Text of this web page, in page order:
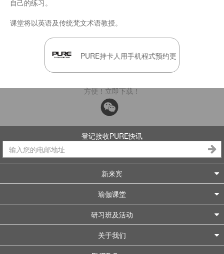
自己的练习。
课堂将以英语及传统梵文术语教授。
PURE持卡人用手机程式预约更
方便！立即下载！
登记接收PURE快讯
新来宾
瑜伽课堂
研习班及活动
关于我们